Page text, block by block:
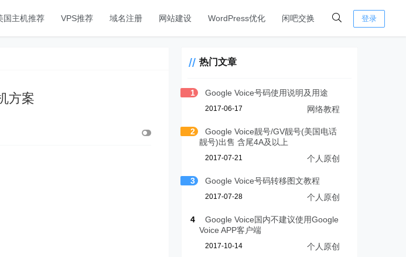
国主机推荐 VPS推荐 域名注册 网站建设 WordPress优化 闲吧交换 登录
方案
热门文章
1 Google Voice号码使用说明及用途
2017-06-17 网络教程
2
Google Voice靓号/GV靓号(美国电话
靓号)出售 含尾4A及以上
2017-07-21 个人原创
3 Google Voice号码转移图文教程
2017-07-28 个人原创
4
Google Voice国内不建议使用Google
Voice APP客户端
2017-10-14 个人原创